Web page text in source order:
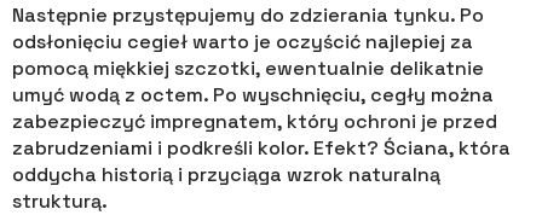
Następnie przystępujemy do zdzierania tynku. Po
odsłonięciu cegieł warto je oczyścić najlepiej za
pomocą miękkiej szczotki, ewentualnie delikatnie
umyć wodą z octem. Po wyschnięciu, cegły można
zabezpieczyć impregnatem, który ochroni je przed
zabrudzeniami i podkreśli kolor. Efekt? Ściana, która
oddycha historią i przyciąga wzrok naturalną
strukturą.